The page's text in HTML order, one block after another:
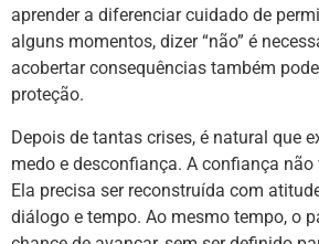
aprender a diferenciar cuidado de
alguns momentos, dizer “não” é
acobertar consequências também
proteção.
Depois de tantas crises, é natural que
medo e desconfiança. A confiança
Ela precisa ser reconstruída com
diálogo e tempo. Ao mesmo tempo, o